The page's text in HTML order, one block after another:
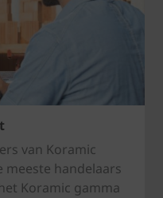
van Koramic
meeste handelaars
Koramic gamma